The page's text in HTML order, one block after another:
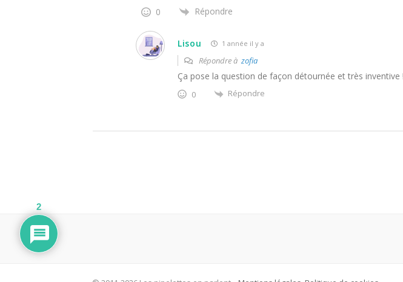
0 Répondre
Lisou 1 année il y a
Répondre à zofia
Ça pose la question de façon détournée et très inventive !
0 Répondre
2